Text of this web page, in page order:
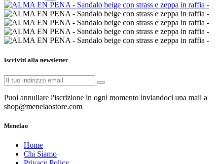
Iscriviti alla newsletter
Puoi annullare l'iscrizione in ogni momento inviandoci una mail a
shop@menelaostore.com
Menelao
Home
Chi Siamo